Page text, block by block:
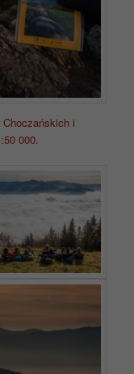
Choczańskich i
000.